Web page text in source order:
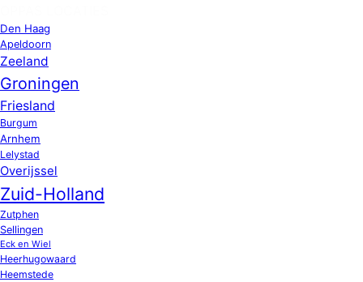
Den Haag
Apeldoorn
Zeeland
Groningen
Friesland
Burgum
Arnhem
Lelystad
Overijssel
Zuid-Holland
Zutphen
Sellingen
Eck en Wiel
Heerhugowaard
Heemstede